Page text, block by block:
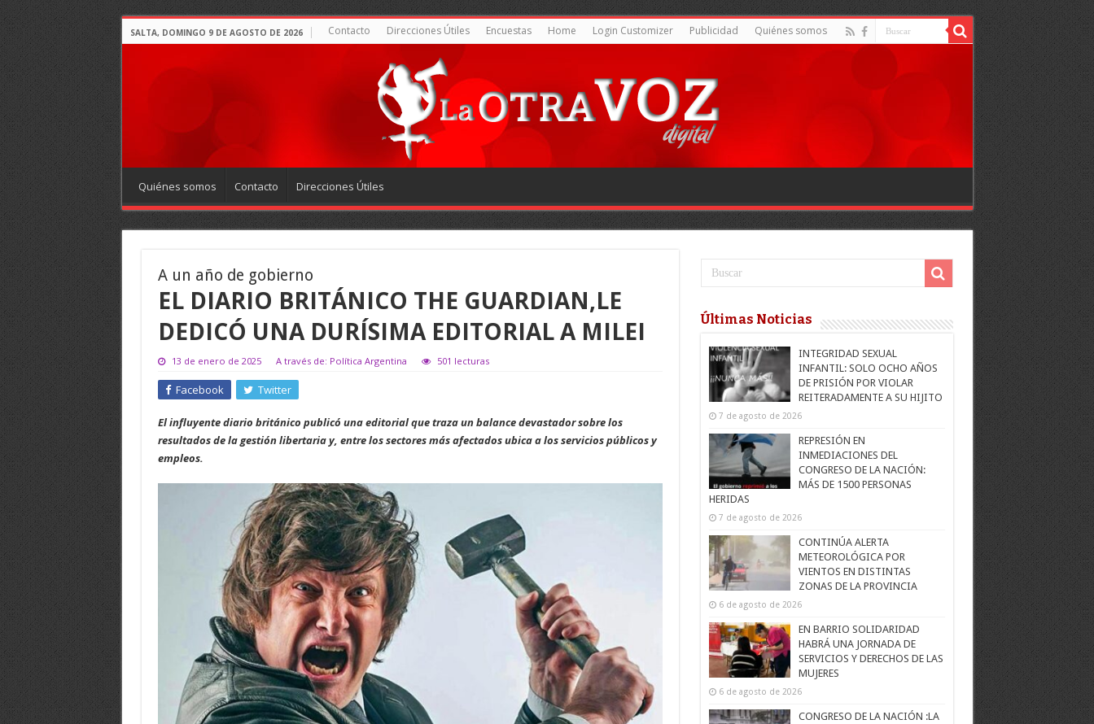
SALTA, DOMINGO 9 DE AGOSTO DE 2026 Contacto Direcciones Útiles Encuestas Home Login Customizer Publicidad Quiénes somos
Quiénes somos Contacto Direcciones Útiles
A un año de gobierno
EL DIARIO BRITÁNICO THE GUARDIAN,LE
DEDICÓ UNA DURÍSIMA EDITORIAL A MILEI
13 de enero de 2025 A través de: Política Argentina 501 lecturas
Facebook Twitter
El influyente diario británico publicó una editorial que traza un balance devastador sobre los
resultados de la gestión libertaria y, entre los sectores más afectados ubica a los servicios públicos y
empleos.
Últimas Noticias
INTEGRIDAD SEXUAL
INFANTIL: SOLO OCHO AÑOS
DE PRISIÓN POR VIOLAR
REITERADAMENTE A SU HIJITO
7 de agosto de 2026
REPRESIÓN EN
INMEDIACIONES DEL
CONGRESO DE LA NACIÓN:
MÁS DE 1500 PERSONAS
HERIDAS
7 de agosto de 2026
CONTINÚA ALERTA
METEOROLÓGICA POR
VIENTOS EN DISTINTAS
ZONAS DE LA PROVINCIA
6 de agosto de 2026
EN BARRIO SOLIDARIDAD
HABRÁ UNA JORNADA DE
SERVICIOS Y DERECHOS DE LAS
MUJERES
6 de agosto de 2026
CONGRESO DE LA NACIÓN :LA